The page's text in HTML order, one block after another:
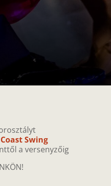
Swing
a versenyzőig